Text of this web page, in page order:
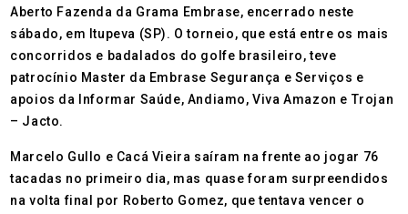
Aberto Fazenda da Grama Embrase, encerrado neste
sábado, em Itupeva (SP). O torneio, que está entre os mais
concorridos e badalados do golfe brasileiro, teve
patrocínio Master da Embrase Segurança e Serviços e
apoios da Informar Saúde, Andiamo, Viva Amazon e Trojan
– Jacto.
Marcelo Gullo e Cacá Vieira saíram na frente ao jogar 76
tacadas no primeiro dia, mas quase foram surpreendidos
na volta final por Roberto Gomez, que tentava vencer o